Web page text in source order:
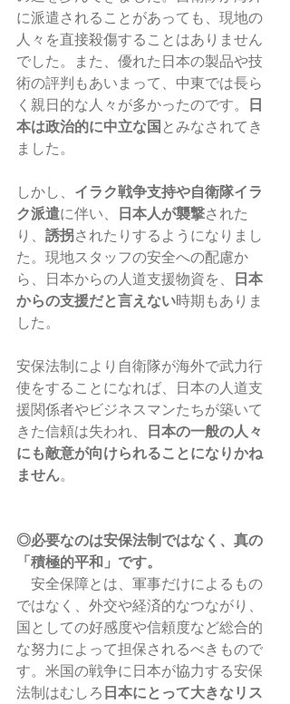
に派遣されることがあっても、現地の
人々を直接殺傷することはありません
でした。また、優れた日本の製品や技
術の評判もあいまって、中東では長ら
く親日的な人々が多かったのです。
日
本は政治的に中立な国 とみなされてき
ました。
しかし、 イラク戦争支持や自衛隊イラ
ク派遣に伴い、 日本人が襲撃された
り、 誘拐されたりするようになりまし
た。現地スタッフの安全への配慮か
ら、日本からの人道支援物資を、
日本
からの支援だと言えない時期もありま
した。
安保法制により自衛隊が海外で武力行
使をすることになれば、日本の人道支
援関係者やビジネスマンたちが築いて
きた信頼は失われ、
日本の一般の人々
にも敵意が向けられることになりかね
ません。
◎必要なのは安保法制ではなく、真の
「積極的平和」です。
安全保障とは、軍事だけによるもの
ではなく、外交や経済的なつながり、
国としての好感度や信頼度など総合的
な努力によって担保されるべきもので
す。米国の戦争に日本が協力する安保
法制はむしろ 日本にとって大きなリス